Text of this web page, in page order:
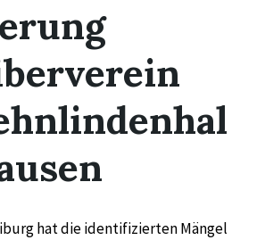
hat die identifizierten Mängel